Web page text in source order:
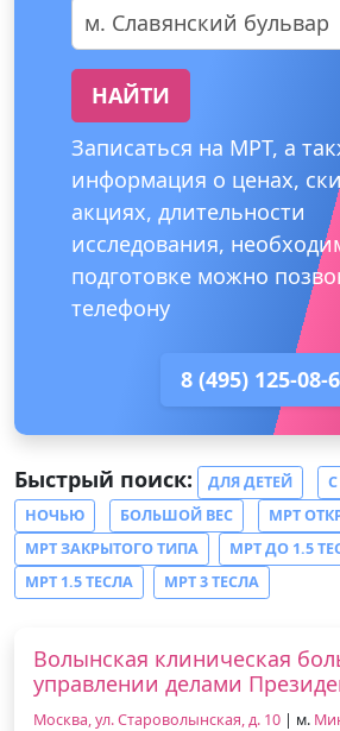
м. Славянский бульвар
НАЙТИ
Записаться на МРТ, а
информация о ценах,
акциях, длительности
исследования,
подготовке можно
телефону
8 (495) 125-08-
Быстрый поиск: ДЛЯ ДЕТЕЙ
НОЧЬЮ
БОЛЬШОЙ ВЕС
МРТ
МРТ ЗАКРЫТОГО ТИПА
МРТ ДО 1.5
МРТ 1.5 ТЕСЛА
МРТ 3 ТЕСЛА
Волынская клиническая
управлении делами
Москва, ул. Староволынская, д. 10 | м.